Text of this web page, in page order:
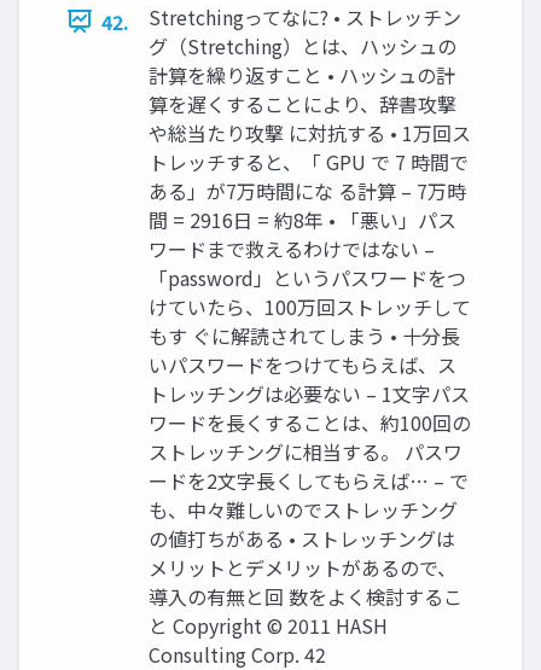
42.
Stretchingってなに? • ストレッチン
グ（Stretching）とは、ハッシュの
計算を繰り返すこと • ハッシュの計
算を遅くすることにより、辞書攻撃
や総当たり攻撃 に対抗する • 1万回ス
トレッチすると、「 GPU で 7 時間で
ある」が7万時間にな る計算 – 7万時
間 = 2916日 = 約8年 • 「悪い」パス
ワードまで救えるわけではない –
「password」というパスワードをつ
けていたら、100万回ストレッチして
もす ぐに解読されてしまう • 十分長
いパスワードをつけてもらえば、ス
トレッチングは必要ない – 1文字パス
ワードを長くすることは、約100回の
ストレッチングに相当する。 パスワ
ードを2文字長くしてもらえば… – で
も、中々難しいのでストレッチング
の値打ちがある • ストレッチングは
メリットとデメリットがあるので、
導入の有無と回 数をよく検討するこ
と Copyright © 2011 HASH
Consulting Corp. 42